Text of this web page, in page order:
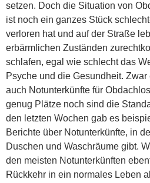
setzen. Doch die Situation von
ist noch ein ganzes Stück
verloren hat und auf der Straße
erbärmlichen Zuständen
schlafen, egal wie schlecht das
Psyche und die Gesundheit.
auch Notunterkünfte für
genug Plätze noch sind die
den letzten Wochen gab es
Berichte über Notunterkünfte, in
Duschen und Waschräume gibt.
den meisten Notunterkünften
Rückkehr in ein normales Leben